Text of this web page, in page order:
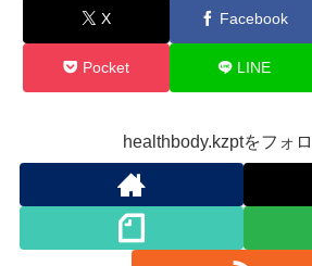
X Facebook
Pocket LINE
healthbody.kzptをフォ